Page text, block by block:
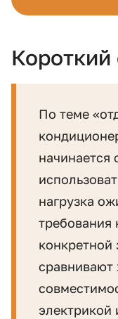
Короткий
По теме
начинается
нагрузка
требования
конкретной
сравнивают
электрикой